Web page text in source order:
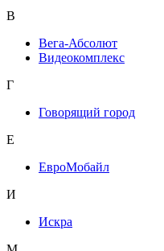
В
Вега-Абсолют
Видеокомплекс
Г
Говорящий город
Е
ЕвроМобайл
И
Искра